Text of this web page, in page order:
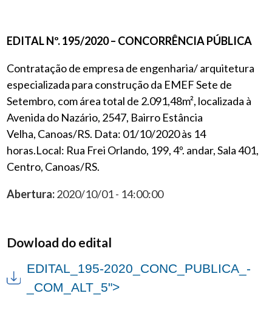
EDITAL Nº. 195/2020 – CONCORRÊNCIA PÚBLICA
Contratação de empresa de engenharia/ arquitetura
especializada para construção da EMEF Sete de
Setembro, com área total de 2.091,48m², localizada à
Avenida do Nazário, 2547, Bairro Estância
Velha, Canoas/RS. Data: 01/10/2020 às 14
horas.Local: Rua Frei Orlando, 199, 4º. andar, Sala 401,
Centro, Canoas/RS.
Abertura:2020/10/01 - 14:00:00
Dowload do edital
EDITAL_195-2020_CONC_PUBLICA_-
_COM_ALT_5">